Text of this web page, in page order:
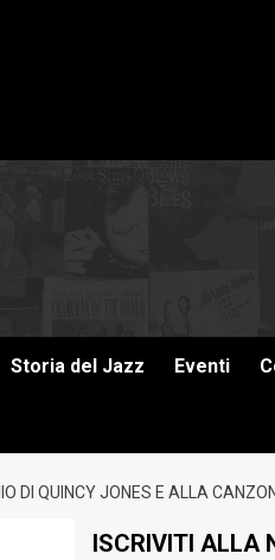
Storia del Jazz Eventi
DI QUINCY JONES E ALLA
ISCRIVITI ALLA